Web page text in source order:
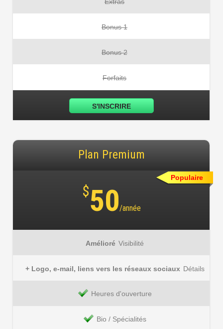
Extras
Bonus 1
Bonus 2
Forfaits
S'INSCRIRE
Populaire
Plan Premium
$50/année
Amélioré Visibilité
+ Logo, e-mail, liens vers les réseaux sociaux Détails
Heures d'ouverture
Bio / Spécialités